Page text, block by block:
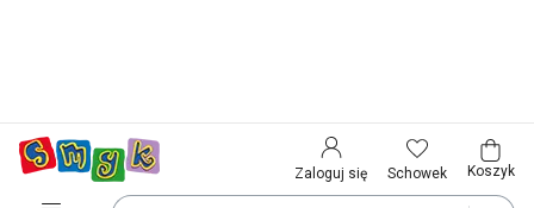
Zaloguj się Schowek Koszyk
Polska (Poland)